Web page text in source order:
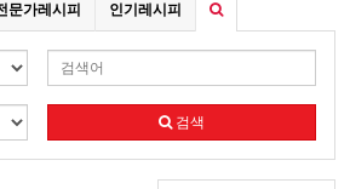
문가레시피 인기레시피
검색